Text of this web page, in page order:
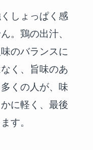
しょっぱく感
。鶏の出汁、
のバランスに
く、旨味のあ
くの人が、味
に軽く、最後
す。